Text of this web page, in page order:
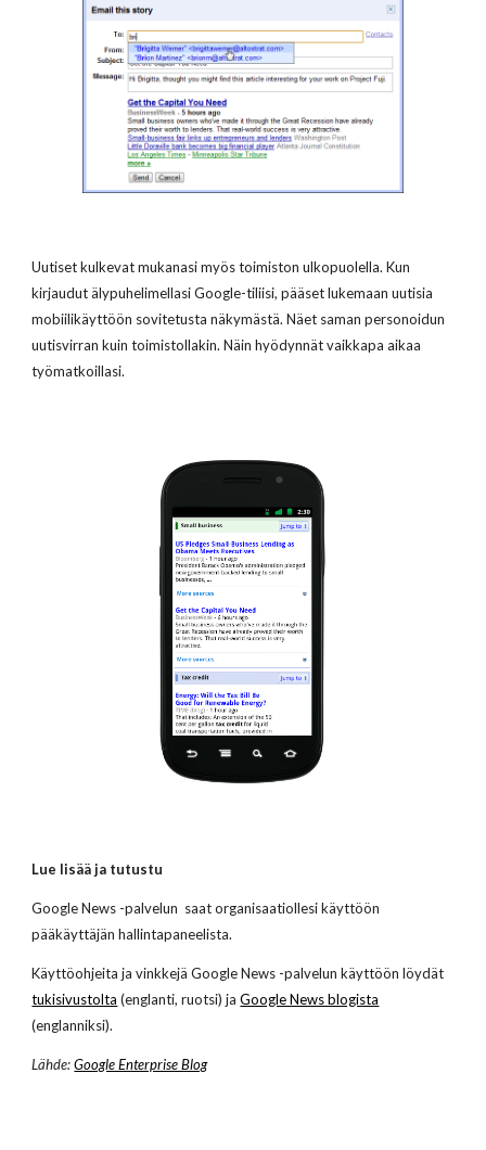
Uutiset kulkevat mukanasi myös toimiston ulkopuolella. Kun
kirjaudut älypuhelimellasi Google-tiliisi, pääset lukemaan uutisia
mobiilikäyttöön sovitetusta näkymästä. Näet saman personoidun
uutisvirran kuin toimistollakin. Näin hyödynnät vaikkapa aikaa
työmatkoillasi.
Lue lisää ja tutustu
Google News -palvelun saat organisaatiollesi käyttöön
pääkäyttäjän hallintapaneelista.
Käyttöohjeita ja vinkkejä Google News -palvelun käyttöön löydät
tukisivustolta (englanti, ruotsi) jaGoogle News blogista
(englanniksi).
Lähde: Google Enterprise Blog